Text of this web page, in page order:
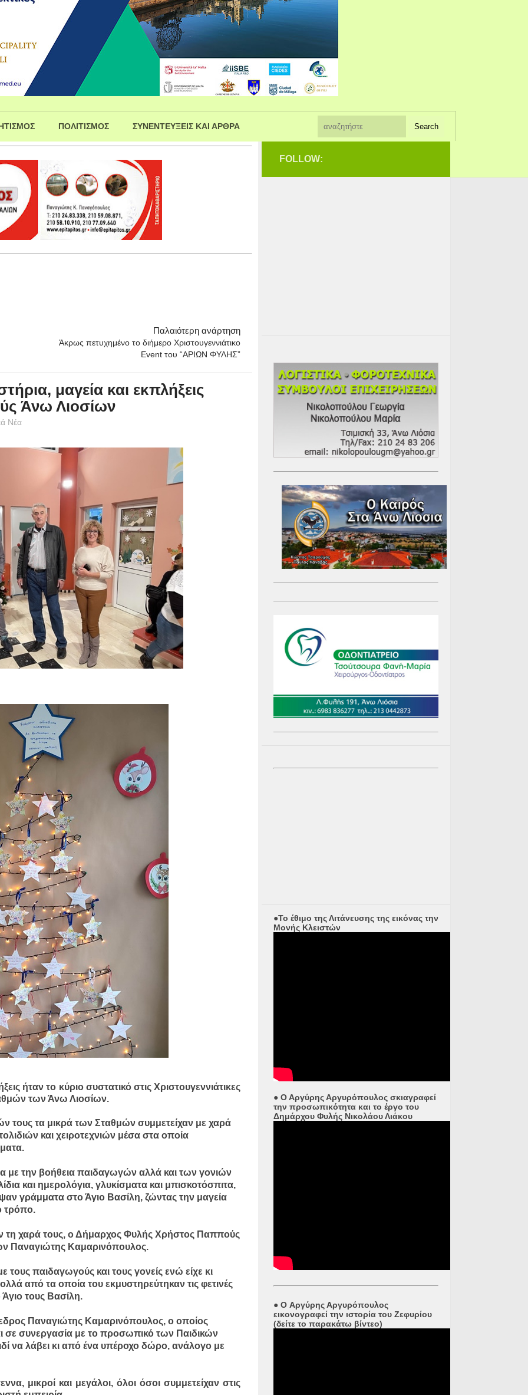
ΠΟΛΙΤΙΣΜΟΣ ΣΥΝΕΝΤΕΥΞΕΙΣ ΚΑΙ ΑΡΘΡΑ
Παλαιότερη ανάρτηση
Άκρως πετυχημένο το διήμερο Χριστουγεννιάτικο
Εvent του “ΑΡΙΩΝ ΦΥΛΗΣ”
μαγεία και εκπλήξεις
Άνω Λιοσίων
Νέα
ήταν το κύριο συστατικό στις Χριστουγεννιάτικες
των Άνω Λιοσίων.
τα μικρά των Σταθμών συμμετείχαν με χαρά
και χειροτεχνιών μέσα στα οποία
με την βοήθεια παιδαγωγών αλλά και των γονιών
και ημερολόγια, γλυκίσματα και μπισκοτόσπιτα,
γράμματα στο Άγιο Βασίλη, ζώντας την μαγεία
τρόπο.
τη χαρά τους, ο Δήμαρχος Φυλής Χρήστος Παππούς
Παναγιώτης Καμαρινόπουλος.
παιδαγωγούς και τους γονείς ενώ είχε κι
από τα οποία του εκμυστηρεύτηκαν τις φετινές
τους Βασίλη.
Παναγιώτης Καμαρινόπουλος, ο οποίος
σε συνεργασία με το προσωπικό των Παιδικών
να λάβει κι από ένα υπέροχο δώρο, ανάλογο με
μικροί και μεγάλοι, όλοι όσοι συμμετείχαν στις
FOLLOW:
●Το έθιμο της Λιτάνευσης της εικόνας την
Μονής Κλειστών
● Ο Αργύρης Αργυρόπουλος σκιαγραφεί
την προσωπικότητα και το έργο του
Δημάρχου Φυλής Νικολάου Λιάκου
● O Αργύρης Αργυρόπουλος
εικονογραφεί την ιστορία του Ζεφυρίου
(δείτε το παρακάτω βίντεο)